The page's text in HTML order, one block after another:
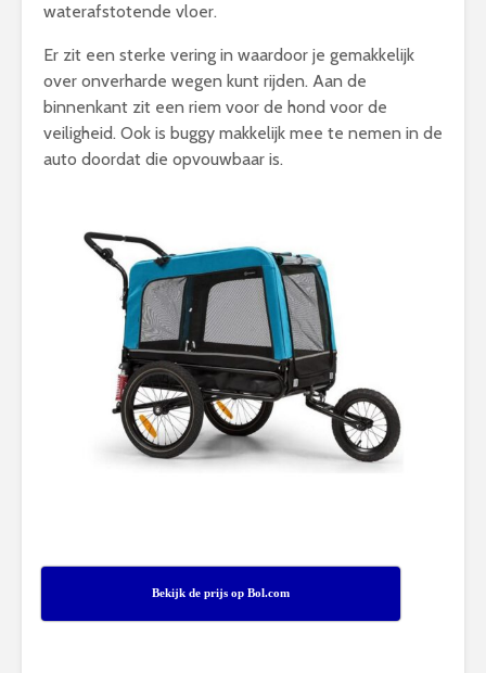
waterafstotende vloer.
Er zit een sterke vering in waardoor je gemakkelijk
over onverharde wegen kunt rijden. Aan de
binnenkant zit een riem voor de hond voor de
veiligheid. Ook is buggy makkelijk mee te nemen in de
auto doordat die opvouwbaar is.
Bekijk de prijs op Bol.com